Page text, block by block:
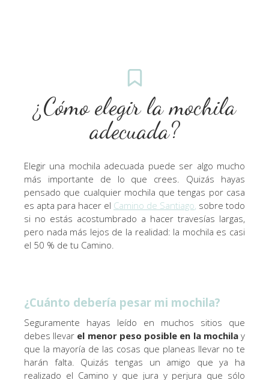
¿Cómo elegir la mochila
adecuada?
Elegir una mochila adecuada puede ser algo mucho
más importante de lo que crees. Quizás hayas
pensado que cualquier mochila que tengas por casa
es apta para hacer el Camino de Santiago sobre todo
si no estás acostumbrado a hacer travesías largas,
pero nada más lejos de la realidad: la mochila es casi
el 50 % de tu Camino.
¿Cuánto debería pesar mi mochila?
Seguramente hayas leído en muchos sitios que
debes llevar el menor peso posible en la mochilay
que la mayoría de las cosas que planeas llevar no te
harán falta. Quizás tengas un amigo que ya ha
realizado el Camino y que jura y perjura que sólo